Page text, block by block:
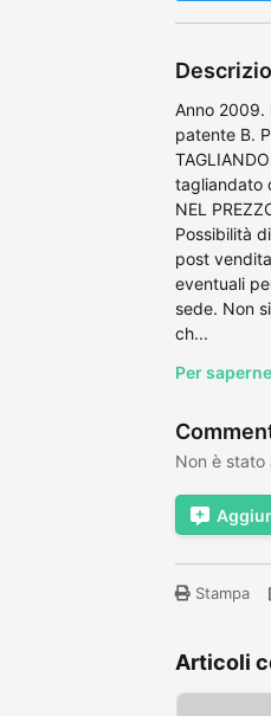
Anno 2009.
patente B.
tagliandato
NEL
Possibilità
post
eventuali
sede. Non
ch...
Per
Non è stato
Stampa
Articoli